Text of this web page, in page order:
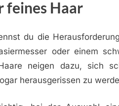
feines Haar
du die
oder einem
neigen dazu, sich
herausgerissen zu